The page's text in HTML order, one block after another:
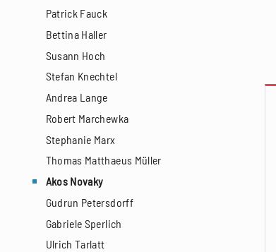
Patrick Fauck
Bettina Haller
Susann Hoch
Stefan Knechtel
Andrea Lange
Robert Marchewka
Stephanie Marx
Thomas Matthaeus Müller
Akos Novaky
Gudrun Petersdorff
Gabriele Sperlich
Ulrich Tarlatt